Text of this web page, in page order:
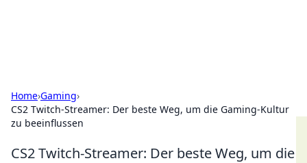
Home›Gaming›
CS2 Twitch-Streamer: Der beste Weg, um die Gaming-Kultur
zu beeinflussen
CS2 Twitch-Streamer: Der beste Weg, um die